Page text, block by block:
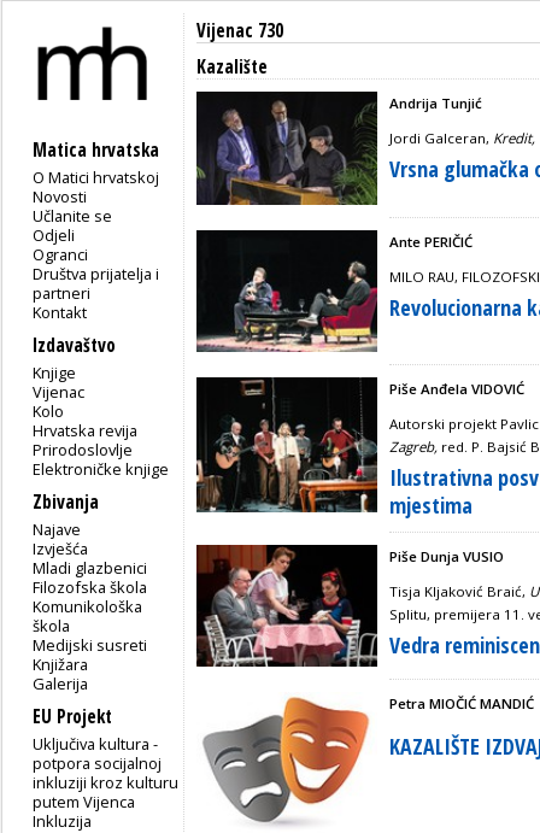
Matica hrvatska
O Matici hrvatskoj
Novosti
Učlanite se
Odjeli
Ogranci
Društva prijatelja i
partneri
Kontakt
Izdavaštvo
Knjige
Vijenac
Kolo
Hrvatska revija
Prirodoslovlje
Elektroničke knjige
Zbivanja
Najave
Izvješća
Mladi glazbenici
Filozofska škola
Komunikološka
škola
Medijski susreti
Knjižara
Galerija
EU Projekt
Uključiva kultura -
potpora socijalnoj
inkluziji kroz kulturu
putem Vijenca
Inkluzija
Vijenac 730
Kazalište
Andrija Tunjić
Jordi Galceran, Kredit,
Vrsna glumačka
Ante PERIČIĆ
MILO RAU,
Revolucionarna
Piše Anđela VIDOVIĆ
Autorski projekt
Zagreb, red. P. Bajsić
Ilustrativna
mjestima
Piše Dunja VUSIO
Tisja Kljaković Braić,
Splitu, premijera 11.
Vedra
Petra MIOČIĆ MANDIĆ
KAZALIŠTE